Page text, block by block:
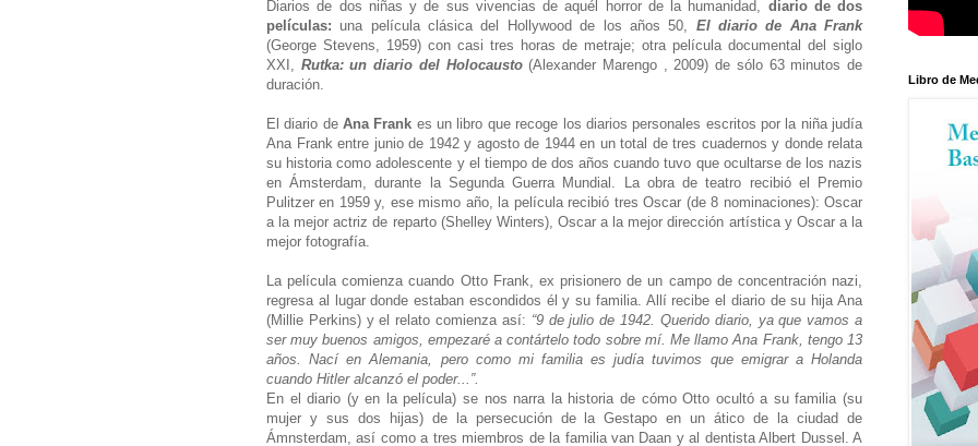
Diarios de dos niñas y de sus vivencias de aquél horror de la humanidad, diario de dos
películas: una película clásica del Hollywood de los años 50, El diario de Ana Frank
(George Stevens, 1959) con casi tres horas de metraje; otra película documental del siglo
XXI, Rutka: un diario del Holocausto(Alexander Marengo , 2009) de sólo 63 minutos de
duración.
El diario deAna Frank es un libro que recoge los diarios personales escritos por la niña judía
Ana Frank entre junio de 1942 y agosto de 1944 en un total de tres cuadernos y donde relata
su historia como adolescente y el tiempo de dos años cuando tuvo que ocultarse de los nazis
en Ámsterdam, durante la Segunda Guerra Mundial. La obra de teatro recibió el Premio
Pulitzer en 1959 y, ese mismo año, la película recibió tres Oscar (de 8 nominaciones): Oscar
a la mejor actriz de reparto (Shelley Winters), Oscar a la mejor dirección artística y Oscar a la
mejor fotografía.
La película comienza cuando Otto Frank, ex prisionero de un campo de concentración nazi,
regresa al lugar donde estaban escondidos él y su familia. Allí recibe el diario de su hija Ana
(Millie Perkins) y el relato comienza así: “9 de julio de 1942. Querido diario, ya que vamos a
ser muy buenos amigos, empezaré a contártelo todo sobre mí. Me llamo Ana Frank, tengo 13
años. Nací en Alemania, pero como mi familia es judía tuvimos que emigrar a Holanda
cuando Hitler alcanzó el poder...”.
En el diario (y en la película) se nos narra la historia de cómo Otto ocultó a su familia (su
mujer y sus dos hijas) de la persecución de la Gestapo en un ático de la ciudad de
Ámnsterdam, así como a tres miembros de la familia van Daan y al dentista Albert Dussel. A
Libro de